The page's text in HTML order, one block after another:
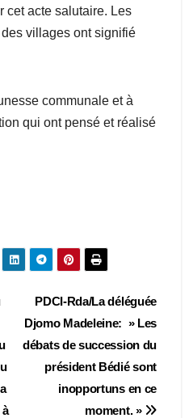
cet acte salutaire. Les
villages ont signifié
communale et à
qui ont pensé et réalisé
PDCI-Rda/La déléguée
Djomo Madeleine: » Les
débats de succession du
président Bédié sont
inopportuns en ce
moment. »